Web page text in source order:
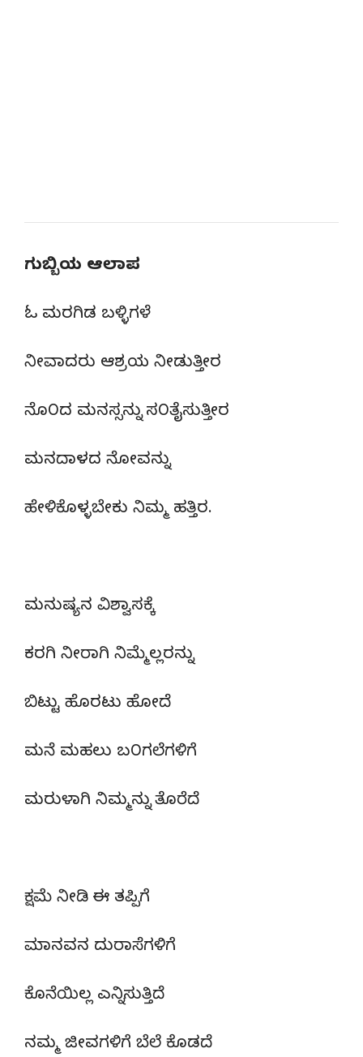
ಗುಬ್ಬಿಯ ಆಲಾಪ
ಓ ಮರಗಿಡ ಬಳ್ಳಿಗಳೆ
ನೀವಾದರು ಆಶ್ರಯ ನೀಡುತ್ತೀರ
ನೊ೦ದ ಮನಸ್ಸನ್ನು ಸ೦ತೈಸುತ್ತೀರ
ಮನದಾಳದ ನೋವನ್ನು
ಹೇಳಿಕೊಳ್ಳಬೇಕು ನಿಮ್ಮ ಹತ್ತಿರ.
ಮನುಷ್ಯನ ವಿಶ್ವಾಸಕ್ಕೆ
ಕರಗಿ ನೀರಾಗಿ ನಿಮ್ಮೆಲ್ಲರನ್ನು
ಬಿಟ್ಟು ಹೊರಟು ಹೋದೆ
ಮನೆ ಮಹಲು ಬ೦ಗಲೆಗಳಿಗೆ
ಮರುಳಾಗಿ ನಿಮ್ಮನ್ನು ತೊರೆದೆ
ಕ್ಷಮೆ ನೀಡಿ ಈ ತಪ್ಪಿಗೆ
ಮಾನವನ ದುರಾಸೆಗಳಿಗೆ
ಕೊನೆಯಿಲ್ಲ ಎನ್ನಿಸುತ್ತಿದೆ
ನಮ್ಮ ಜೀವಗಳಿಗೆ ಬೆಲೆ ಕೊಡದೆ